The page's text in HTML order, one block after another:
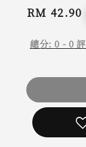
Regular
RM 42.90
總分:0 - 0